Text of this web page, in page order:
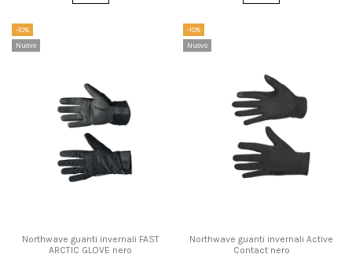
-10%
Nuovo
Northwave guanti invernali FAST
ARCTIC GLOVE nero
-10%
Nuovo
Northwave guanti invernali Active
Contact nero